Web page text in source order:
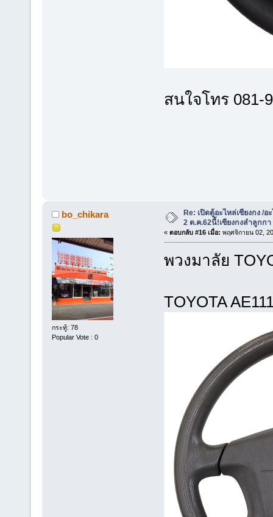
สนใจโทร
bo_chikara
กระทู้: 78
Popular Vote : 0
Re: เปิดตู้อะไหล่เซียงกง /
2 ต.ค.62นี้!เซียงกงลำลูกกา
« ตอบกลับ #16 เมื่อ: พฤศจิกายน 02,
พวงม